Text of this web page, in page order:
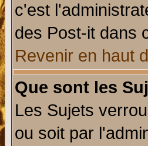
c'est
des Post-it dans
Revenir en haut
Que sont les
Les Sujets
ou soit par